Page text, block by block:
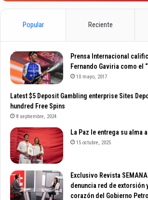
Popular Reciente
Prensa Internacional
Fernando Gaviria como el
10 mayo, 2017
Latest $5 Deposit Gambling enterprise Sites
hundred Free Spins
8 septiembre, 2024
La Paz le entrega su alma
15 octubre, 2025
Exclusivo Revista
denuncia red de extorsión
corazón del Gobierno Petro